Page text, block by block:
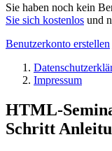
Sie haben noch kein
Sie sich kostenlos und
Benutzerkonto erstellen
Impressum
HTML-
Schritt